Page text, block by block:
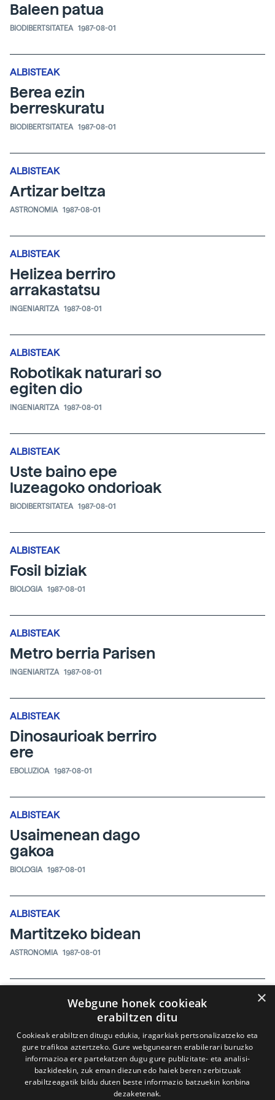
Baleen patua
BIODIBERTSITATEA 1987-08-01
ALBISTEAK
Berea ezin
berreskuratu
BIODIBERTSITATEA 1987-08-01
ALBISTEAK
Artizar beltza
ASTRONOMIA 1987-08-01
ALBISTEAK
Helizea berriro
arrakastatsu
INGENIARITZA 1987-08-01
ALBISTEAK
Robotikak naturari so
egiten dio
INGENIARITZA 1987-08-01
ALBISTEAK
Uste baino epe
luzeagoko ondorioak
BIODIBERTSITATEA 1987-08-01
ALBISTEAK
Fosil biziak
BIOLOGIA 1987-08-01
ALBISTEAK
Metro berria Parisen
INGENIARITZA 1987-08-01
ALBISTEAK
Dinosaurioak berriro
ere
EBOLUZIOA 1987-08-01
ALBISTEAK
Usaimenean dago
gakoa
BIOLOGIA 1987-08-01
ALBISTEAK
Martitzeko bidean
ASTRONOMIA 1987-08-01
ordenadorera
INFORMATIKA 1987-08-01
×
Webgune honek cookieak
erabiltzen ditu
Cookieak erabiltzen ditugu edukia, iragarkiak pertsonalizatzeko eta
gure trafikoa aztertzeko. Gure webgunearen erabilerari buruzko
informazioa ere partekatzen dugu gure publizitate- eta analisi-
bazkideekin, zuk eman diezun edo haiek beren zerbitzuak
erabiltzeagatik bildu duten beste informazio batzuekin konbina
dezaketenak.